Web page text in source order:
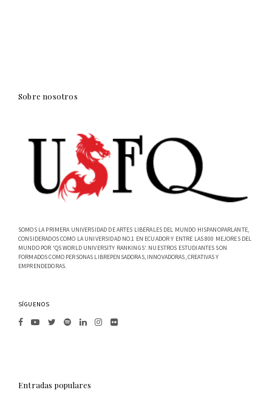
Sobre nosotros
SOMOS LA PRIMERA UNIVERSIDAD DE ARTES LIBERALES DEL MUNDO HISPANOPARLANTE,
CONSIDERADOS COMO LA UNIVERSIDAD NO.1 EN ECUADOR Y ENTRE LAS 800 MEJORES DEL
MUNDO POR 'QS WORLD UNIVERSITY RANKINGS'. NUESTROS ESTUDIANTES SON
FORMADOS COMO PERSONAS LIBREPENSADORAS, INNOVADORAS, CREATIVAS Y
EMPRENDEDORAS.
SÍGUENOS
Entradas populares